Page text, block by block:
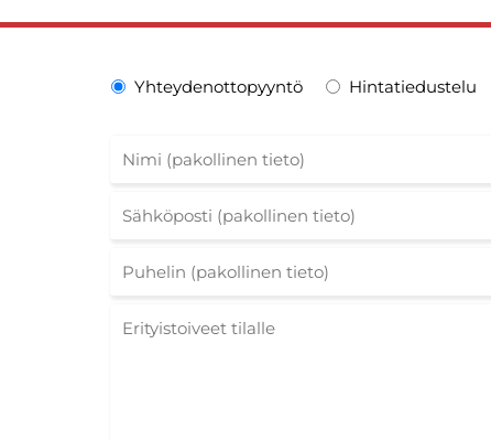
Yhteydenottopyyntö Hintatiedustelu